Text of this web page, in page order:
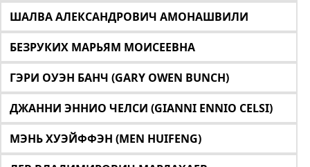
ШАЛВА АЛЕКСАНДРОВИЧ АМОНАШВИЛИ
БЕЗРУКИХ МАРЬЯМ МОИСЕЕВНА
ГЭРИ ОУЭН БАНЧ (GARY OWEN BUNCH)
ДЖАННИ ЭННИО ЧЕЛСИ (GIANNI ENNIO CELSI)
МЭНЬ ХУЭЙФФЭН (MEN HUIFENG)